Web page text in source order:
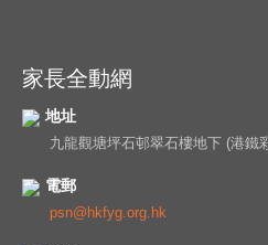
家長全動網
地址
九龍觀塘坪石邨翠石樓地下 (港鐵
電郵
psn@hkfyg.org.hk